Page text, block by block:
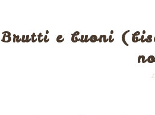
Brutti e buoni